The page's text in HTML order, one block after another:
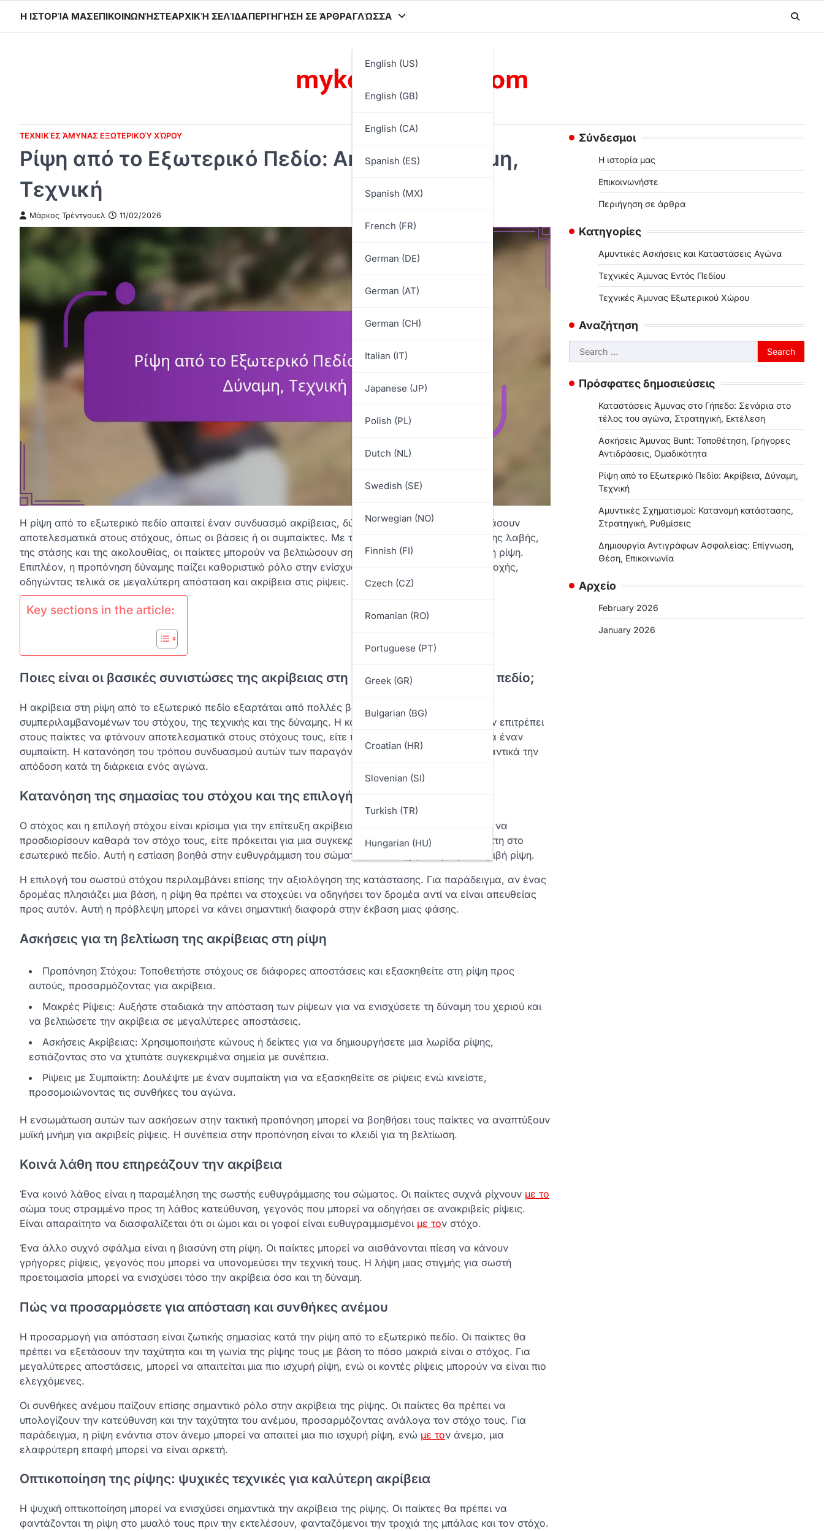
content
Η ΙΣΤΟΡΊΑ ΜΑΣΕΠΙΚΟΙΝΩΝΉΣΤΕΑΡΧΙΚΉ ΣΕΛΊΔΑΠΕΡΙΉΓΗΣΗ ΣΕ ΆΡΘΡΑΓΛΏΣΣΑ
English (US)
English (GB)
English (CA)
Spanish (ES)
Spanish (MX)
French (FR)
German (DE)
German (AT)
German (CH)
Italian (IT)
Japanese (JP)
Polish (PL)
Dutch (NL)
Swedish (SE)
Norwegian (NO)
Finnish (FI)
Czech (CZ)
Romanian (RO)
Portuguese (PT)
Greek (GR)
Bulgarian (BG)
Croatian (HR)
Slovenian (SI)
Turkish (TR)
Hungarian (HU)
mykonoslivetv.com
ΤΕΧΝΙΚΈΣ ΆΜΥΝΑΣ ΕΞΩΤΕΡΙΚΟΎ ΧΏΡΟΥ
Ρίψη από το Εξωτερικό Πεδίο: Ακρίβεια, Δύναμη,
Τεχνική
Μάρκος Τρέντγουελ 11/02/2026
Η ρίψη από το εξωτερικό πεδίο απαιτεί έναν συνδυασμό ακρίβειας, δύναμης και τεχνικής για να φτάσουν
αποτελεσματικά στους στόχους, όπως οι βάσεις ή οι συμπαίκτες. Με την κατάκτηση της μηχανικής της λαβής,
της στάσης και της ακολουθίας, οι παίκτες μπορούν να βελτιώσουν σημαντικά την απόδοσή τους στη ρίψη.
Επιπλέον, η προπόνηση δύναμης παίζει καθοριστικό ρόλο στην ενίσχυση της μυϊκής δύναμης και αντοχής,
οδηγώντας τελικά σε μεγαλύτερη απόσταση και ακρίβεια στις ρίψεις.
Key sections in the article:
Ποιες είναι οι βασικές συνιστώσες της ακρίβειας στη ρίψη από το εξωτερικό πεδίο;
Η ακρίβεια στη ρίψη από το εξωτερικό πεδίο εξαρτάται από πολλές βασικές συνιστώσες,
συμπεριλαμβανομένων του στόχου, της τεχνικής και της δύναμης. Η κατάκτηση αυτών των στοιχείων επιτρέπει
στους παίκτες να φτάνουν αποτελεσματικά στους στόχους τους, είτε πρόκειται για μια βάση είτε για έναν
συμπαίκτη. Η κατανόηση του τρόπου συνδυασμού αυτών των παραγόντων μπορεί να βελτιώσει σημαντικά την
απόδοση κατά τη διάρκεια ενός αγώνα.
Κατανόηση της σημασίας του στόχου και της επιλογής στόχου
Ο στόχος και η επιλογή στόχου είναι κρίσιμα για την επίτευξη ακρίβειας στη ρίψη. Οι παίκτες πρέπει να
προσδιορίσουν καθαρά τον στόχο τους, είτε πρόκειται για μια συγκεκριμένη βάση είτε για έναν παίκτη στο
εσωτερικό πεδίο. Αυτή η εστίαση βοηθά στην ευθυγράμμιση του σώματος και του χεριού για μια ακριβή ρίψη.
Η επιλογή του σωστού στόχου περιλαμβάνει επίσης την αξιολόγηση της κατάστασης. Για παράδειγμα, αν ένας
δρομέας πλησιάζει μια βάση, η ρίψη θα πρέπει να στοχεύει να οδηγήσει τον δρομέα αντί να είναι απευθείας
προς αυτόν. Αυτή η πρόβλεψη μπορεί να κάνει σημαντική διαφορά στην έκβαση μιας φάσης.
Ασκήσεις για τη βελτίωση της ακρίβειας στη ρίψη
Προπόνηση Στόχου: Τοποθετήστε στόχους σε διάφορες αποστάσεις και εξασκηθείτε στη ρίψη προς
αυτούς, προσαρμόζοντας για ακρίβεια.
Μακρές Ρίψεις: Αυξήστε σταδιακά την απόσταση των ρίψεων για να ενισχύσετε τη δύναμη του χεριού και
να βελτιώσετε την ακρίβεια σε μεγαλύτερες αποστάσεις.
Ασκήσεις Ακρίβειας: Χρησιμοποιήστε κώνους ή δείκτες για να δημιουργήσετε μια λωρίδα ρίψης,
εστιάζοντας στο να χτυπάτε συγκεκριμένα σημεία με συνέπεια.
Ρίψεις με Συμπαίκτη: Δουλέψτε με έναν συμπαίκτη για να εξασκηθείτε σε ρίψεις ενώ κινείστε,
προσομοιώνοντας τις συνθήκες του αγώνα.
Η ενσωμάτωση αυτών των ασκήσεων στην τακτική προπόνηση μπορεί να βοηθήσει τους παίκτες να αναπτύξουν
μυϊκή μνήμη για ακριβείς ρίψεις. Η συνέπεια στην προπόνηση είναι το κλειδί για τη βελτίωση.
Κοινά λάθη που επηρεάζουν την ακρίβεια
Ένα κοινό λάθος είναι η παραμέληση της σωστής ευθυγράμμισης του σώματος. Οι παίκτες συχνά ρίχνουν με το
σώμα τους στραμμένο προς τη λάθος κατεύθυνση, γεγονός που μπορεί να οδηγήσει σε ανακριβείς ρίψεις.
Είναι απαραίτητο να διασφαλίζεται ότι οι ώμοι και οι γοφοί είναι ευθυγραμμισμένοι με τον στόχο.
Ένα άλλο συχνό σφάλμα είναι η βιασύνη στη ρίψη. Οι παίκτες μπορεί να αισθάνονται πίεση να κάνουν
γρήγορες ρίψεις, γεγονός που μπορεί να υπονομεύσει την τεχνική τους. Η λήψη μιας στιγμής για σωστή
προετοιμασία μπορεί να ενισχύσει τόσο την ακρίβεια όσο και τη δύναμη.
Πώς να προσαρμόσετε για απόσταση και συνθήκες ανέμου
Η προσαρμογή για απόσταση είναι ζωτικής σημασίας κατά την ρίψη από το εξωτερικό πεδίο. Οι παίκτες θα
πρέπει να εξετάσουν την ταχύτητα και τη γωνία της ρίψης τους με βάση το πόσο μακριά είναι ο στόχος. Για
μεγαλύτερες αποστάσεις, μπορεί να απαιτείται μια πιο ισχυρή ρίψη, ενώ οι κοντές ρίψεις μπορούν να είναι πιο
ελεγχόμενες.
Οι συνθήκες ανέμου παίζουν επίσης σημαντικό ρόλο στην ακρίβεια της ρίψης. Οι παίκτες θα πρέπει να
υπολογίζουν την κατεύθυνση και την ταχύτητα του ανέμου, προσαρμόζοντας ανάλογα τον στόχο τους. Για
παράδειγμα, η ρίψη ενάντια στον άνεμο μπορεί να απαιτεί μια πιο ισχυρή ρίψη, ενώ με τον άνεμο, μια
ελαφρύτερη επαφή μπορεί να είναι αρκετή.
Οπτικοποίηση της ρίψης: ψυχικές τεχνικές για καλύτερη ακρίβεια
Η ψυχική οπτικοποίηση μπορεί να ενισχύσει σημαντικά την ακρίβεια της ρίψης. Οι παίκτες θα πρέπει να
φαντάζονται τη ρίψη στο μυαλό τους πριν την εκτελέσουν, φανταζόμενοι την τροχιά της μπάλας και τον στόχο.
Σύνδεσμοι
Η ιστορία μας
Επικοινωνήστε
Περιήγηση σε άρθρα
Κατηγορίες
Αμυντικές Ασκήσεις και Καταστάσεις Αγώνα
Τεχνικές Άμυνας Εντός Πεδίου
Τεχνικές Άμυνας Εξωτερικού Χώρου
Αναζήτηση
Search
for:
Πρόσφατες δημοσιεύσεις
Καταστάσεις Άμυνας στο Γήπεδο: Σενάρια στο
τέλος του αγώνα, Στρατηγική, Εκτέλεση
Ασκήσεις Άμυνας Bunt: Τοποθέτηση, Γρήγορες
Αντιδράσεις, Ομαδικότητα
Ρίψη από το Εξωτερικό Πεδίο: Ακρίβεια, Δύναμη,
Τεχνική
Αμυντικές Σχηματισμοί: Κατανομή κατάστασης,
Στρατηγική, Ρυθμίσεις
Δημιουργία Αντιγράφων Ασφαλείας: Επίγνωση,
Θέση, Επικοινωνία
Αρχείο
February 2026
January 2026